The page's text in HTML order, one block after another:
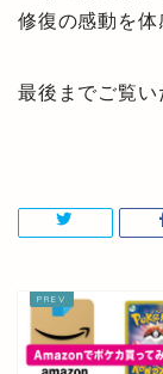
修復の感動を体
最後までご覧い